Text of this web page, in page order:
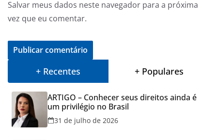
Salvar meus dados neste navegador para a próxima
vez que eu comentar.
+ Recentes + Populares
ARTIGO – Conhecer seus direitos ainda é
um privilégio no Brasil
31 de julho de 2026